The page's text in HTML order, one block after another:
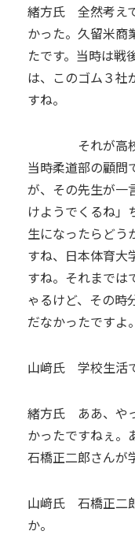
緒方氏 全然考え
かった。久留米商
たです。当時は戦
は、このゴム３社
すね。
それが高校３
当時柔道部の顧問
が、その先生が一
けようでくるね」
生になったらどう
すね、日本体育大
すね。それまでは
ゃるけど、その時
だなかったですよ。
山﨑氏 学校生活
緒方氏 ああ、や
かったですねぇ。
石橋正二郎さんが
山﨑氏 石橋正二
か。